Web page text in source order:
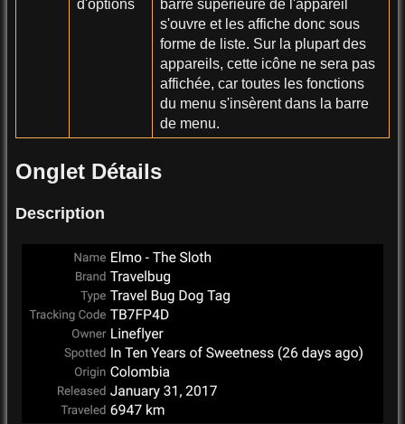
d'options
barre supérieure de l'appareil
s'ouvre et les affiche donc sous
forme de liste. Sur la plupart des
appareils, cette icône ne sera pas
affichée, car toutes les fonctions
du menu s'insèrent dans la barre
de menu.
Onglet Détails
Description